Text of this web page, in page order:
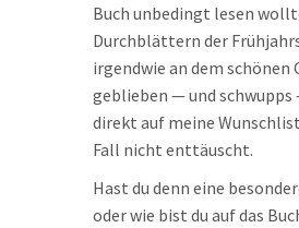
Buch unbedingt lesen
Durchblättern der
irgendwie an dem schönen
geblieben — und schwupps
direkt auf meine
Fall nicht enttäuscht.
Hast du denn eine
oder wie bist du auf das